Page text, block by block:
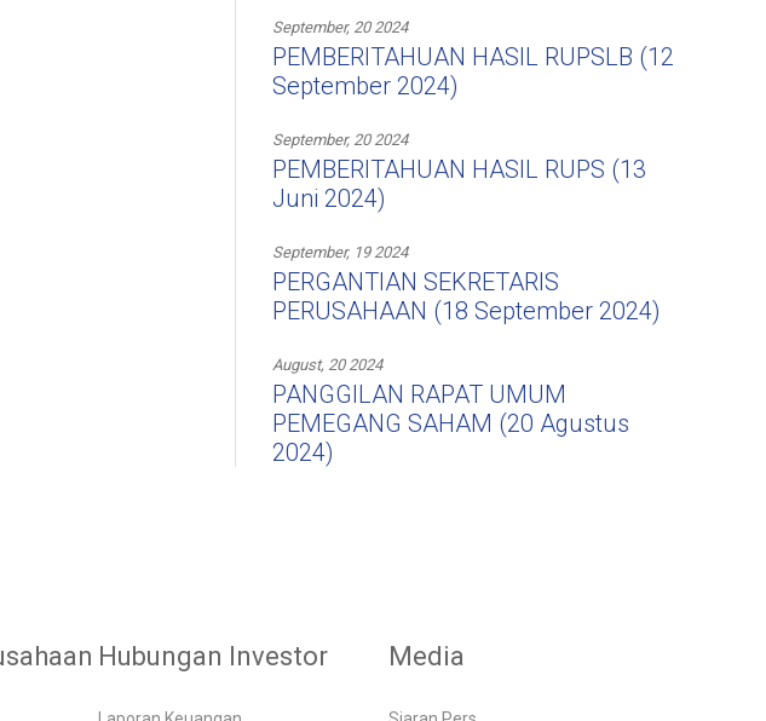
September, 20 2024
PEMBERITAHUAN HASIL RUPSLB (12
September 2024)
September, 20 2024
PEMBERITAHUAN HASIL RUPS (13
Juni 2024)
September, 19 2024
PERGANTIAN SEKRETARIS
PERUSAHAAN (18 September 2024)
August, 20 2024
PANGGILAN RAPAT UMUM
PEMEGANG SAHAM (20 Agustus
2024)
Hubungan Investor Media